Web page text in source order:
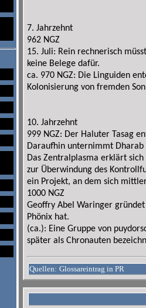
7. Jahrzehnt
962 NGZ
15. Juli: Rein rechnerisch
keine Belege dafür.
ca. 970 NGZ: Die Linguiden
Kolonisierung von fremden
10. Jahrzehnt
999 NGZ: Der Haluter Tasag
Daraufhin unternimmt Dharab
Das Zentralplasma erklärt
zur Überwindung des
ein Projekt, an dem sich
1000 NGZ
Geoffry Abel Waringer
Phönix hat.
(ca.): Eine Gruppe von
später als Chronauten
Quellen: Glossareintrag in PR